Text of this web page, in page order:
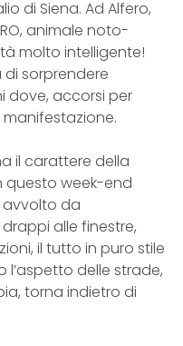
di Siena. Ad Alfero,
animale noto­
molto intelligente!
sor­prendere
dove, accorsi per
il carattere della
questo week-end
da
alle finestre,
il tutto in puro stile
delle strade,
torna indietro di